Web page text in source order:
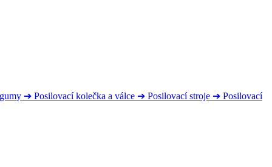
➔ Posilovací kolečka a válce ➔ Posilovací stroje ➔ Posilovací